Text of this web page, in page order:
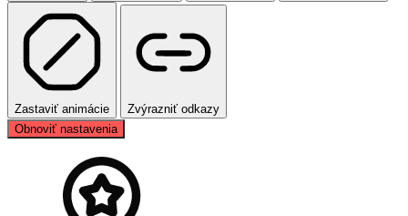
Zastaviť animácie
Zvýrazniť odkazy
Obnoviť nastavenia